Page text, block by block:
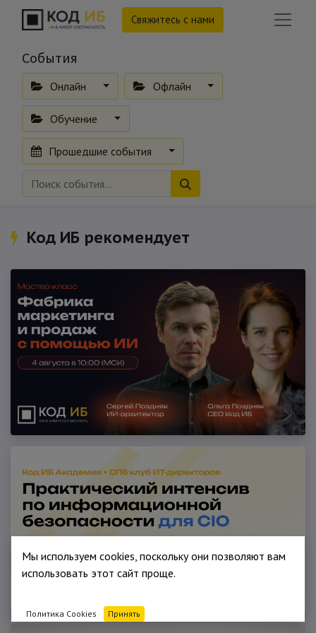
Свяжитесь с нами
События
Онлайн Офлайн
Обучение
Прошедшие события
Код ИБ рекомендует
Мы используем cookies, поскольку они позволяют вам
использовать этот сайт проще.
Политика Cookies Принять